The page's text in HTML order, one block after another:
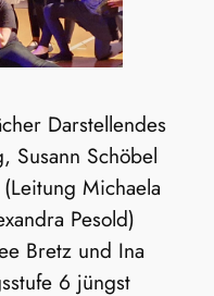
Darstellendes
Susann Schöbel
Michaela
Pesold)
Bretz und Ina
6 jüngst